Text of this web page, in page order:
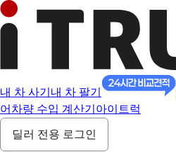
내 차 사기 내 차 팔기
어 차량 수입 계산기 아이트럭
딜러 전용 로그인